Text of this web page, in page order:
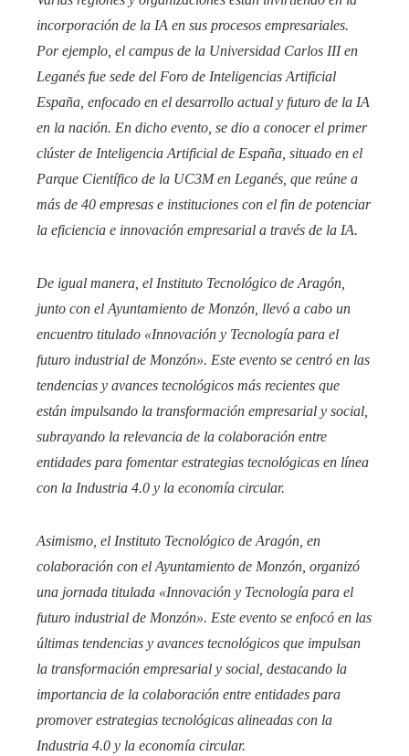
incorporación de la IA en sus procesos empresariales.
Por ejemplo, el campus de la Universidad Carlos III en
Leganés fue sede del Foro de Inteligencias Artificial
España, enfocado en el desarrollo actual y futuro de la IA
en la nación. En dicho evento, se dio a conocer el primer
clúster de Inteligencia Artificial de España, situado en el
Parque Científico de la UC3M en Leganés, que reúne a
más de 40 empresas e instituciones con el fin de potenciar
la eficiencia e innovación empresarial a través de la IA.​
De igual manera, el Instituto Tecnológico de Aragón,
junto con el Ayuntamiento de Monzón, llevó a cabo un
encuentro titulado «Innovación y Tecnología para el
futuro industrial de Monzón». Este evento se centró en las
tendencias y avances tecnológicos más recientes que
están impulsando la transformación empresarial y social,
subrayando la relevancia de la colaboración entre
entidades para fomentar estrategias tecnológicas en línea
con la Industria 4.0 y la economía circular.​
Asimismo, el Instituto Tecnológico de Aragón, en
colaboración con el Ayuntamiento de Monzón, organizó
una jornada titulada «Innovación y Tecnología para el
futuro industrial de Monzón». Este evento se enfocó en las
últimas tendencias y avances tecnológicos que impulsan
la transformación empresarial y social, destacando la
importancia de la colaboración entre entidades para
promover estrategias tecnológicas alineadas con la
Industria 4.0 y la economía circular.​